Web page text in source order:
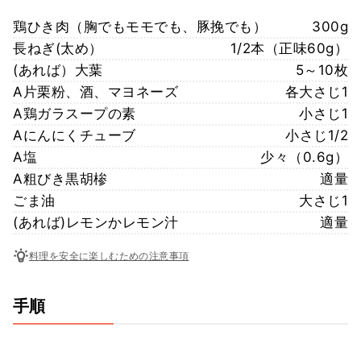
鶏ひき肉（胸でもモモでも、豚挽でも）
300g
長ねぎ(太め）
1/2本（正味60g）
(あれば）大葉
5～10枚
A片栗粉、酒、マヨネーズ
各大さじ1
A鶏ガラスープの素
小さじ1
Aにんにくチューブ
小さじ1/2
A塩
少々（0.6g）
A粗びき黒胡椮
適量
ごま油
大さじ1
(あれば)レモンかレモン汁
適量
料理を安全に楽しむための注意事項
手順